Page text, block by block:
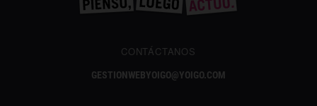
CONTÁCTANOS
GESTIONWEBYOIGO@YOIGO.COM